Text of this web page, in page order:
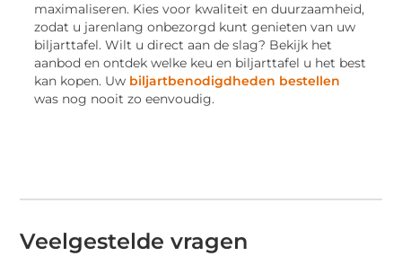
maximaliseren. Kies voor kwaliteit en duurzaamheid,
zodat u jarenlang onbezorgd kunt genieten van uw
biljarttafel. Wilt u direct aan de slag? Bekijk het
aanbod en ontdek welke keu en biljarttafel u het best
kan kopen. Uw biljartbenodigdheden bestellen
was nog nooit zo eenvoudig.
Veelgestelde vragen